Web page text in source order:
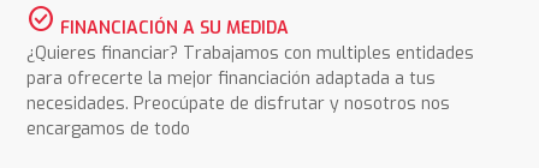
check_circle FINANCIACIÓN A SU MEDIDA
¿Quieres financiar? Trabajamos con multiples entidades
para ofrecerte la mejor financiación adaptada a tus
necesidades. Preocúpate de disfrutar y nosotros nos
encargamos de todo